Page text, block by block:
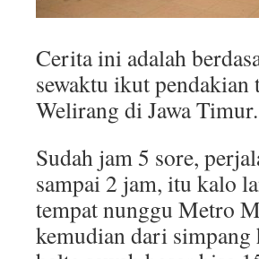
Cerita ini adalah
sewaktu ikut
Welirang di Jawa Timur.
Sudah jam 5 sore,
sampai 2 jam, itu kalo
tempat nunggu Metro
kemudian dari